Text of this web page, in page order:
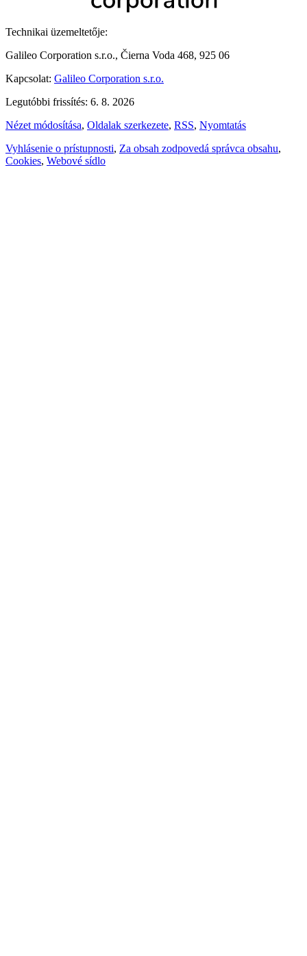
Technikai üzemeltetője:
Galileo Corporation s.r.o., Čierna Voda 468, 925 06
Kapcsolat: Galileo Corporation s.r.o.
Legutóbbi frissítés: 6. 8. 2026
Nézet módosítása, Oldalak szerkezete, RSS, Nyomtatás
Vyhlásenie o prístupnosti, Za obsah zodpovedá správca obsahu,
Cookies, Webové sídlo